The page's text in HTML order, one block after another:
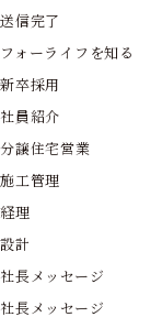
送信完了
フォーライフを知る
新卒採用
社員紹介
分譲住宅営業
施工管理
経理
設計
社長メッセージ
社長メッセージ